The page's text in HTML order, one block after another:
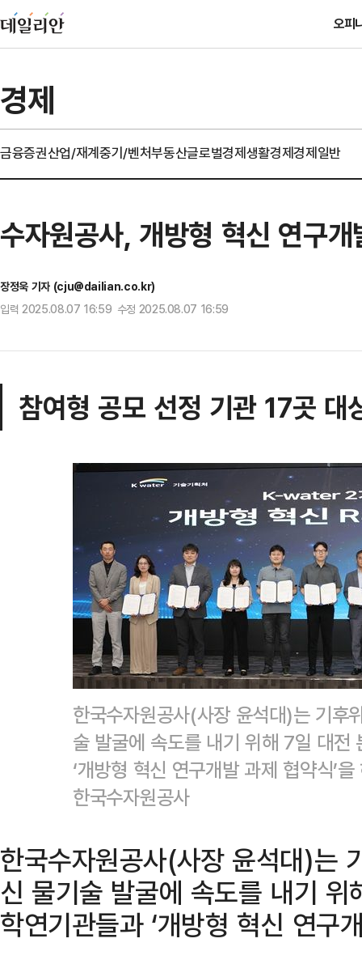
오피
경제
금융증권산업/재계중기/벤처부동산글로벌경제생활경제경제일반
수자원공사, 개방형 혁신 연구
장정욱 기자 (cju@dailian.co.kr)
입력 2025.08.07 16:59 수정 2025.08.07 16:59
참여형 공모 선정 기관 17곳 대
한국수자원공사(사장 윤석대)는 기후
술 발굴에 속도를 내기 위해 7일 대전
‘개방형 혁신 연구개발 과제 협약식’
한국수자원공사
한국수자원공사(사장 윤석대)는
신 물기술 발굴에 속도를 내기
학연기관들과 ‘개방형 혁신 연구